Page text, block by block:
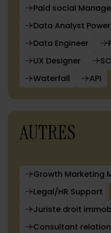
Paid social
Data Analyst Power
Data Engineer
UX Designer
Waterfall
API
AUTRES
Growth Marketing
Legal/HR Support
Juriste droit
Consultant